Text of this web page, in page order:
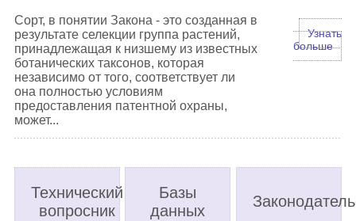
Cорт, в понятии Закона - это созданная в
результате селекции группа растений,
принадлежащая к низшему из известных
ботанических таксонов, которая
независимо от того, соответствует ли
она полностью условиям
предоставления патентной охраны,
может...
Узнать
больше
Технический
вопросник
Базы
данных